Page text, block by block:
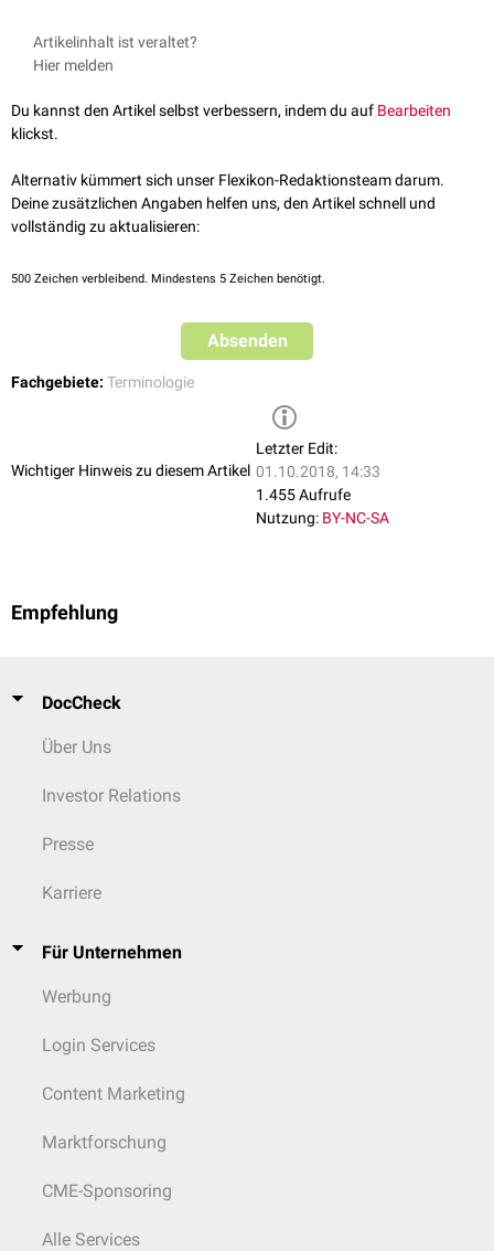
Artikelinhalt ist veraltet?
Hier melden
Du kannst den Artikel selbst verbessern, indem du auf Bearbeiten
klickst.
Alternativ kümmert sich unser Flexikon-Redaktionsteam darum.
Deine zusätzlichen Angaben helfen uns, den Artikel schnell und
vollständig zu aktualisieren:
500 Zeichen verbleibend. Mindestens 5 Zeichen benötigt.
Absenden
Fachgebiete: Terminologie
Wichtiger Hinweis zu diesem Artikel
Letzter Edit:
01.10.2018, 14:33
1.455 Aufrufe
Nutzung: BY-NC-SA
Empfehlung
DocCheck
Über Uns
Investor Relations
Presse
Karriere
Für Unternehmen
Werbung
Login Services
Content Marketing
Marktforschung
CME-Sponsoring
Alle Services